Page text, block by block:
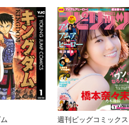
週刊ビッグコミックス